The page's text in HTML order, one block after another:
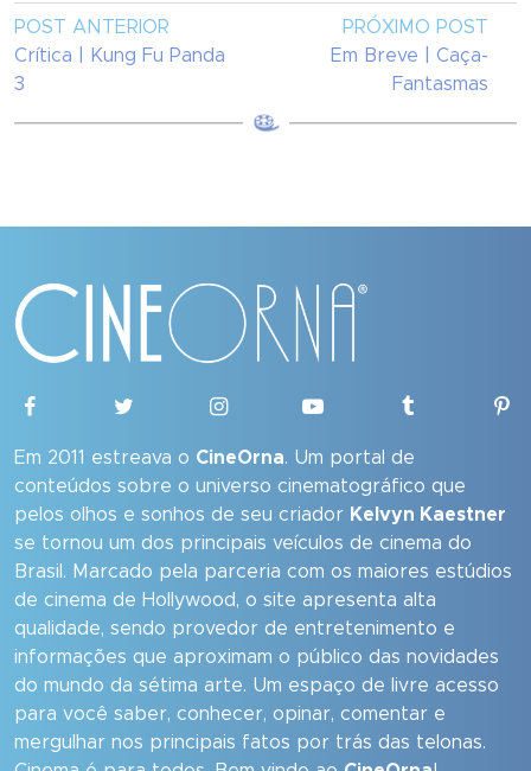
POST ANTERIOR
Crítica | Kung Fu Panda
3
PRÓXIMO POST
Em Breve | Caça-
Fantasmas
Em 2011 estreava o CineOrna. Um portal de
conteúdos sobre o universo cinematográfico que
pelos olhos e sonhos de seu criador Kelvyn Kaestner
se tornou um dos principais veículos de cinema do
Brasil. Marcado pela parceria com os maiores estúdios
de cinema de Hollywood, o site apresenta alta
qualidade, sendo provedor de entretenimento e
informações que aproximam o público das novidades
do mundo da sétima arte. Um espaço de livre acesso
para você saber, conhecer, opinar, comentar e
mergulhar nos principais fatos por trás das telonas.